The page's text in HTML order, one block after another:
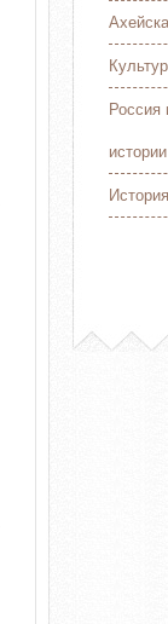
Россия
истории